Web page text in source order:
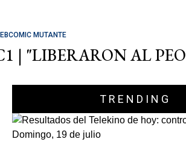
MUTANTE
| "LIBERARON AL
TRENDING